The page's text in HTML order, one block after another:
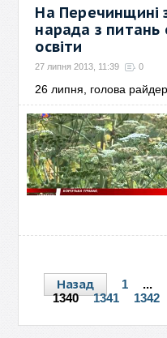
На Перечинщині
нарада з питань
освіти
27 липня 2013, 11:39 0
26 липня, голова
Назад 1 ...
1340
1341 1342